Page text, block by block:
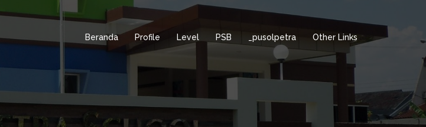
Beranda Profile Level PSB _pusolpetra Other Links